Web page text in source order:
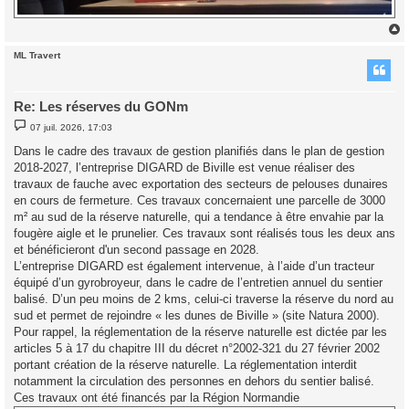
ML Travert
Re: Les réserves du GONm
M
e
s
a
e
07 juil. 2026, 17:03
Dans le cadre des travaux de gestion planifiés dans le plan de gestion
2018-2027, l’entreprise DIGARD de Biville est venue réaliser des
travaux de fauche avec exportation des secteurs de pelouses dunaires
en cours de fermeture. Ces travaux concernaient une parcelle de 3000
m² au sud de la réserve naturelle, qui a tendance à être envahie par la
fougère aigle et le prunelier. Ces travaux sont réalisés tous les deux ans
et bénéficieront d'un second passage en 2028.
L’entreprise DIGARD est également intervenue, à l’aide d’un tracteur
équipé d’un gyrobroyeur, dans le cadre de l’entretien annuel du sentier
balisé. D’un peu moins de 2 kms, celui-ci traverse la réserve du nord au
sud et permet de rejoindre « les dunes de Biville » (site Natura 2000).
Pour rappel, la réglementation de la réserve naturelle est dictée par les
articles 5 à 17 du chapitre III du décret n°2002-321 du 27 février 2002
portant création de la réserve naturelle. La réglementation interdit
notamment la circulation des personnes en dehors du sentier balisé.
Ces travaux ont été financés par la Région Normandie